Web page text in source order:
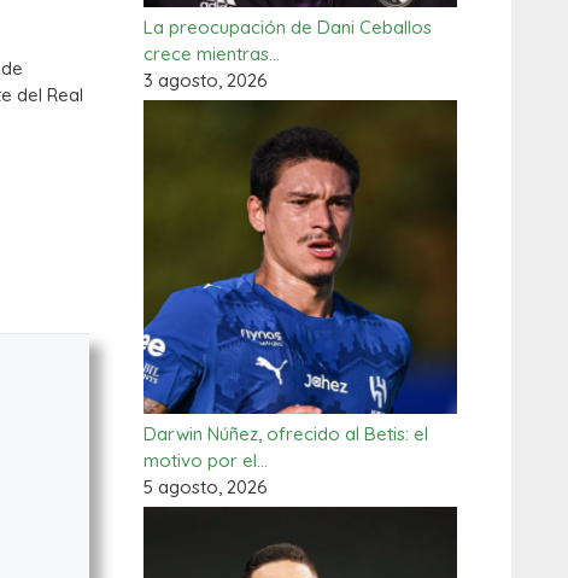
del Real
La preocupación de Dani Ceballos
crece mientras…
3 agosto, 2026
Darwin Núñez, ofrecido al Betis: el
motivo por el…
5 agosto, 2026